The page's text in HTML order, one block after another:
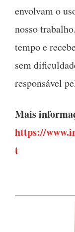
envolvam o
nosso
tempo e
sem
responsável
Mais
https://
t